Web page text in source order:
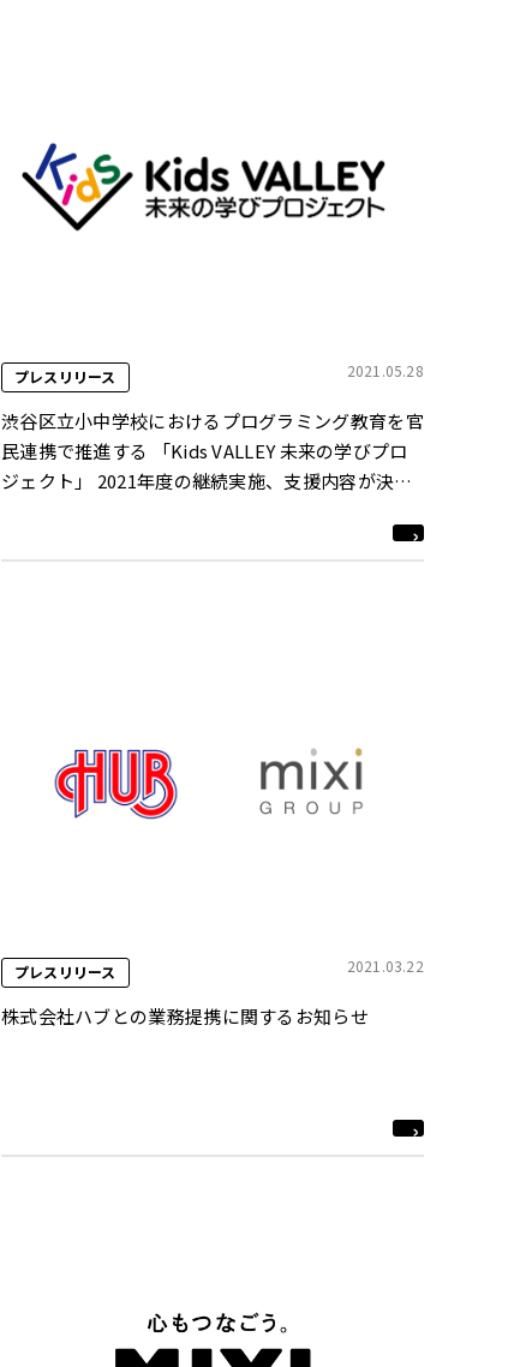
プレスリリース 2021.05.28
渋谷区立小中学校におけるプログラミング教育を官
民連携で推進する 「Kids VALLEY 未来の学びプロ
ジェクト」 2021年度の継続実施、支援内容が決
プレスリリース 2021.03.22
株式会社ハブとの業務提携に関するお知らせ